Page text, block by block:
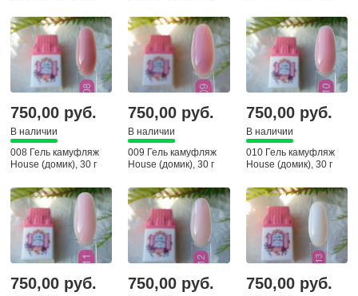
750,00 руб.
В наличии
008 Гель камуфляж
House (домик), 30 г
750,00 руб.
В наличии
009 Гель камуфляж
House (домик), 30 г
750,00 руб.
В наличии
010 Гель камуфляж
House (домик), 30 г
750,00 руб. 750,00 руб. 750,00 руб.